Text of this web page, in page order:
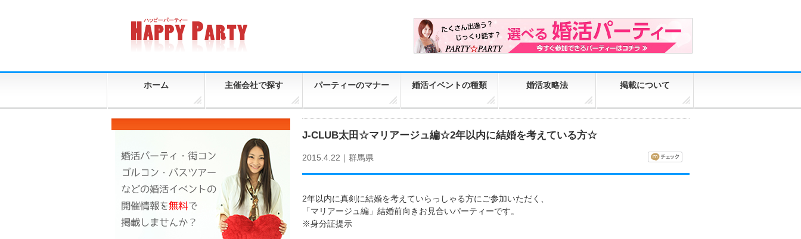
ホーム 主催会社で探す パーティーのマナー 婚活イベントの種類 婚活攻略法 掲載について
J-CLUB太田☆マリアージュ編☆2年以内に結婚を考えている方☆
2015.4.22｜ 群馬県
2年以内に真剣に結婚を考えていらっしゃる方にご参加いただく、
「マリアージュ編」結婚前向きお見合いパーティーです。
※身分証提示